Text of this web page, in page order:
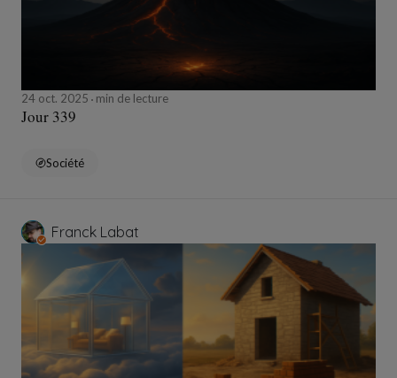
24 oct. 2025 min de lecture
Jour 339
Société
Franck Labat